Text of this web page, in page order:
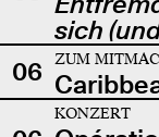
sich
06
ZUM
KONZERT